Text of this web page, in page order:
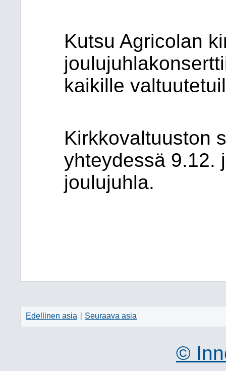
Kutsu Agricolan
kaikille
Kirkkovaltuuston
yhteydessä 9.12.
joulujuhla.
Edellinen asia Seuraava asia
©